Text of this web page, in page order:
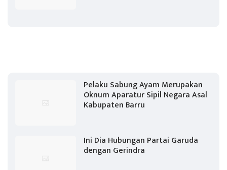
Pelaku Sabung Ayam Merupakan
Oknum Aparatur Sipil Negara Asal
Kabupaten Barru
Ini Dia Hubungan Partai Garuda
dengan Gerindra